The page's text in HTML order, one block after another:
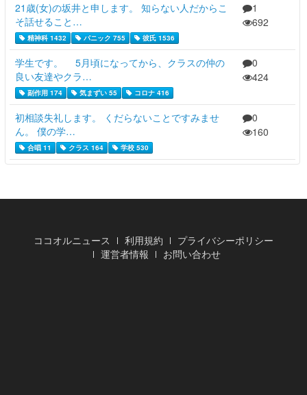
21歳(女)の坂井と申します。 知らない人だからこ
そ話せること…
精神科 1432 パニック 755 彼氏 1536
1
692
学生です。 5月頃になってから、クラスの仲の
良い友達やクラ…
副作用 174 気まずい 55 コロナ 416
0
424
初相談失礼します。 くだらないことですみませ
ん。 僕の学…
合唱 11 クラス 164 学校 530
0
160
ココオルニュース 利用規約
プライバシーポリシー
運営者情報
お問い合わせ